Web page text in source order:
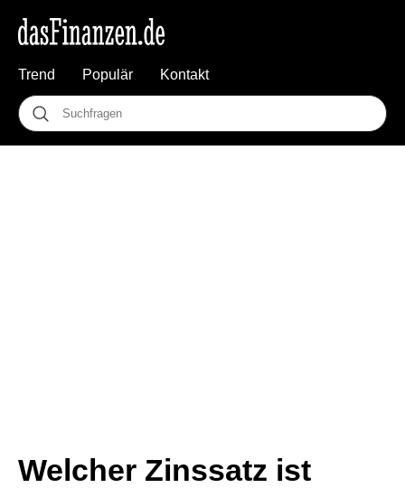
Trend Populär Kontakt
Welcher Zinssatz ist